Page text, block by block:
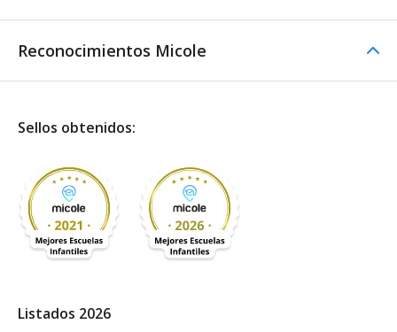
Reconocimientos Micole
Sellos obtenidos:
Listados 2026